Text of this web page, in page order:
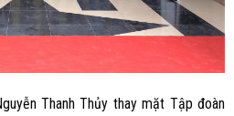
Thanh Thủy thay mặt Tập đoàn